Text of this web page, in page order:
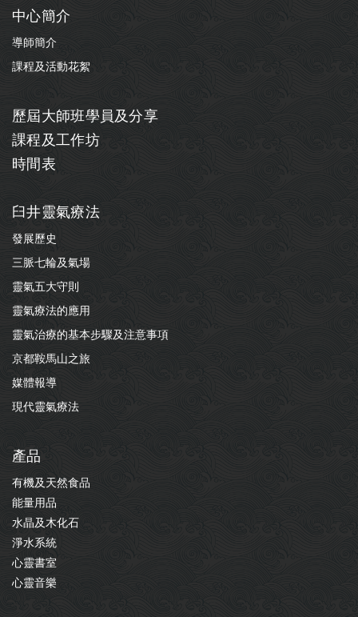
中心簡介
導師簡介
課程及活動花絮
歷屆大師班學員及分享
課程及工作坊
時間表
臼井靈氣療法
發展歷史
三脈七輪及氣場
靈氣五大守則
靈氣療法的應用
靈氣治療的基本步驟及注意事項
京都鞍馬山之旅
媒體報導
現代靈氣療法
產品
有機及天然食品
能量用品
水晶及木化石
淨水系統
心靈書室
心靈音樂